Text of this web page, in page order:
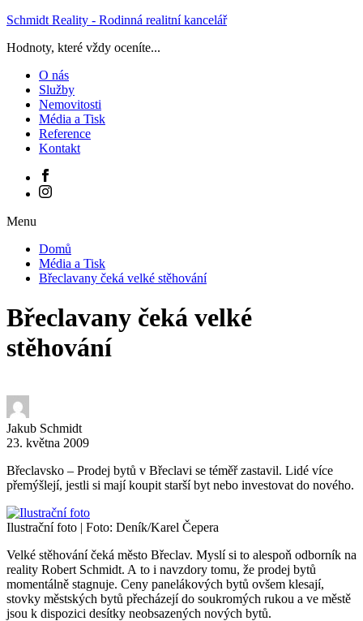
Schmidt Reality - Rodinná realitní kancelář
Hodnoty, které vždy oceníte...
O nás
Služby
Nemovitosti
Média a Tisk
Reference
Kontakt
Menu
Domů
Média a Tisk
Břeclavany čeká velké stěhování
Břeclavany čeká velké
stěhování
Jakub Schmidt
23. května 2009
Břeclavsko – Prodej bytů v Břeclavi se téměř zastavil. Lidé více
přemýšlejí, jestli si mají koupit starší byt nebo investovat do nového.
Ilustrační foto | Foto: Deník/Karel Čepera
Velké stěhování čeká město Břeclav. Myslí si to alespoň odborník na
reality Robert Schmidt. A to i navzdory tomu, že prodej bytů
momentálně stagnuje. Ceny panelákových bytů ovšem klesají,
stovky městských bytů přecházejí do soukromých rukou a ve městě
jsou k dispozici desítky neobsazených nových bytů.